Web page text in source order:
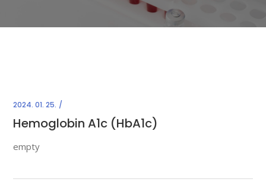
2024. 01. 25.
Hemoglobin A1c (HbA1c)
empty